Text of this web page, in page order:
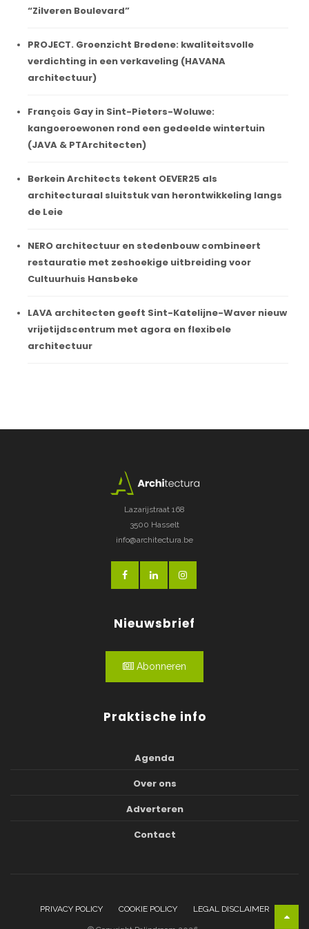
“Zilveren Boulevard”
PROJECT. Groenzicht Bredene: kwaliteitsvolle
verdichting in een verkaveling (HAVANA
architectuur)
François Gay in Sint-Pieters-Woluwe:
kangoeroewonen rond een gedeelde wintertuin
(JAVA & PTArchitecten)
Berkein Architects tekent OEVER25 als
architecturaal sluitstuk van herontwikkeling langs
de Leie
NERO architectuur en stedenbouw combineert
restauratie met zeshoekige uitbreiding voor
Cultuurhuis Hansbeke
LAVA architecten geeft Sint-Katelijne-Waver nieuw
vrijetijdscentrum met agora en flexibele
architectuur
Lazarijstraat 168
3500 Hasselt
info@architectura.be
Nieuwsbrief
Abonneren
Praktische info
Agenda
Over ons
Adverteren
Contact
PRIVACY POLICY COOKIE POLICY LEGAL DISCLAIMER